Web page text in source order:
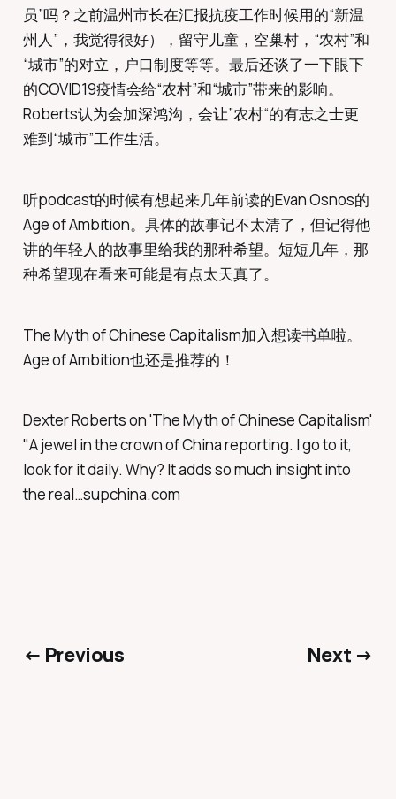
员”吗？之前温州市长在汇报抗疫工作时候用的“新温
州人”，我觉得很好），留守儿童，空巢村，“农村”和
“城市”的对立，户口制度等等。最后还谈了一下眼下
的COVID19疫情会给“农村”和“城市”带来的影响。
Roberts认为会加深鸿沟，会让”农村“的有志之士更
难到“城市”工作生活。
听podcast的时候有想起来几年前读的Evan Osnos的
Age of Ambition。具体的故事记不太清了，但记得他
讲的年轻人的故事里给我的那种希望。短短几年，那
种希望现在看来可能是有点太天真了。
The Myth of Chinese Capitalism加入想读书单啦。
Age of Ambition也还是推荐的！
Dexter Roberts on 'The Myth of Chinese Capitalism'
"A jewel in the crown of China reporting. I go to it,
look for it daily. Why? It adds so much insight into
the real…supchina.com
← Previous Next →